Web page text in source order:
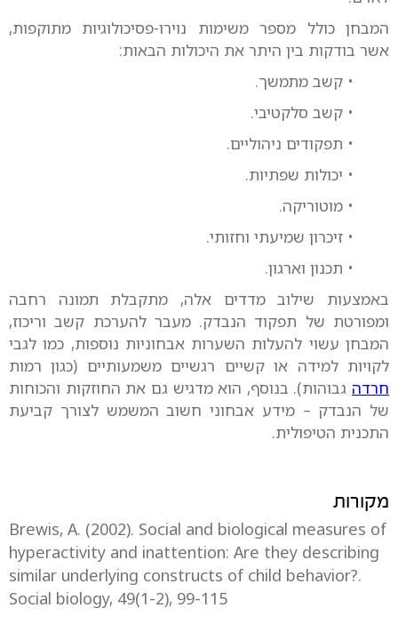
המבחן כולל מספר משימות נוירו-פסיכולוגיות מתוקפות,
אשר בודקות בין היתר את היכולות הבאות:
• קשב מתמשך.
• קשב סלקטיבי.
• תפקודים ניהוליים.
• יכולות שפתיות.
• מוטוריקה.
• זיכרון שמיעתי וחזותי.
• תכנון וארגון.
באמצעות שילוב מדדים אלה, מתקבלת תמונה רחבה
ומפורטת של תפקוד הנבדק. מעבר להערכת קשב וריכוז,
המבחן עשוי להעלות השערות אבחוניות נוספות, כמו לגבי
לקויות למידה או קשיים רגשיים משמעותיים (כגון רמות
חרדה גבוהות). בנוסף, הוא מדגיש גם את החוזקות והכוחות
של הנבדק – מידע אבחוני חשוב המשמש לצורך קביעת
התכנית הטיפולית.
מקורות
Brewis, A. (2002). Social and biological measures of
hyperactivity and inattention: Are they describing
similar underlying constructs of child behavior?.
Social biology, 49(1-2), 99-115